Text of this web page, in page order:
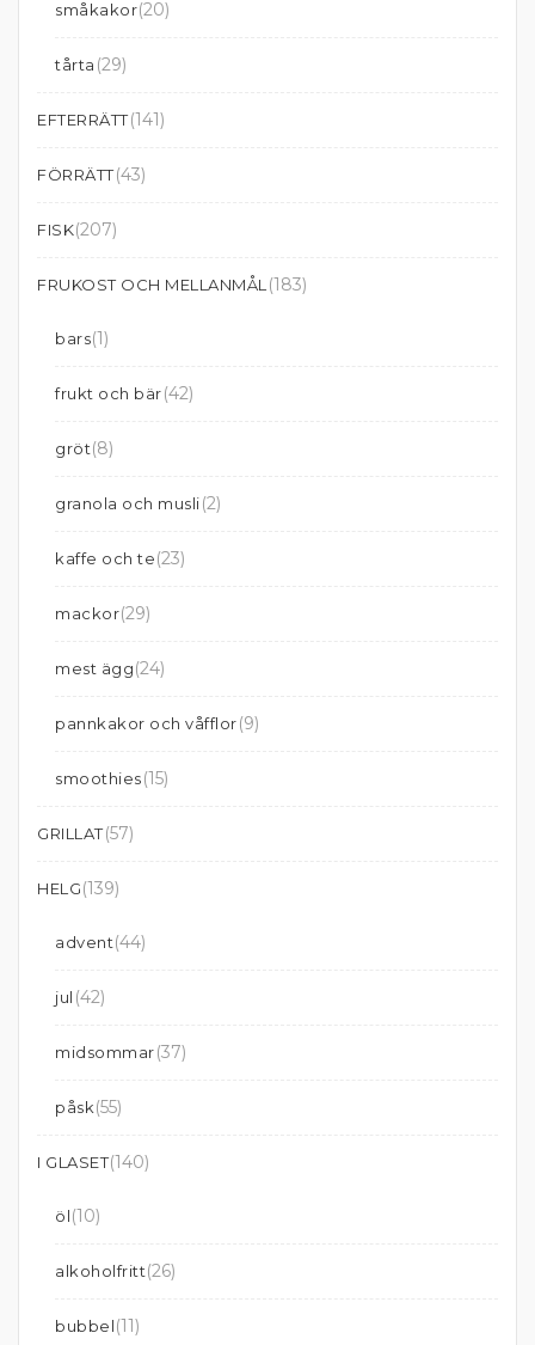
småkakor(20)
tårta (29)
EFTERRÄTT(141)
FÖRRÄTT(43)
FISK(207)
FRUKOST OCH MELLANMÅL(183)
bars(1)
frukt och bär(42)
gröt(8)
granola och musli(2)
kaffe och te(23)
mackor(29)
mest ägg(24)
pannkakor och våfflor(9)
smoothies(15)
GRILLAT(57)
HELG(139)
advent(44)
jul (42)
midsommar(37)
påsk(55)
I GLASET(140)
öl(10)
alkoholfritt(26)
bubbel(11)